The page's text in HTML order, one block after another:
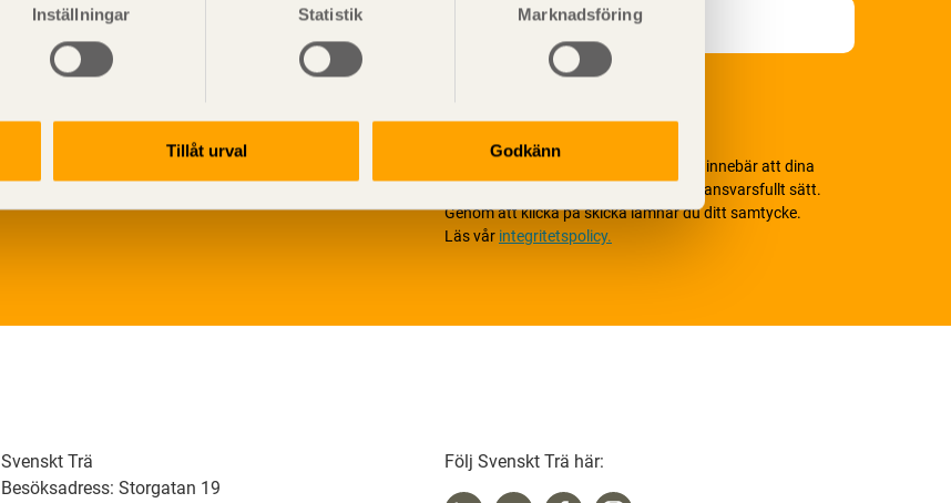
Inställningar Statistik Marknadsföring
Tillåt urval Godkänn
Vi värnar om personlig integritet vilket innebär att dina
personuppgifter alltid hanteras på ett ansvarsfullt sätt.
Genom att klicka på skicka lämnar du ditt samtycke.
Läs vår integritetspolicy.
Svenskt Trä
Besöksadress: Storgatan 19
Följ Svenskt Trä här: